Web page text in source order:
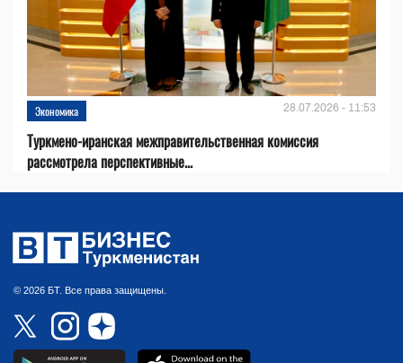
Экономика 28.07.2026 - 11:53
Туркмено-иранская межправительственная комиссия
рассмотрела перспективные...
© 2026 БТ. Все права защищены.